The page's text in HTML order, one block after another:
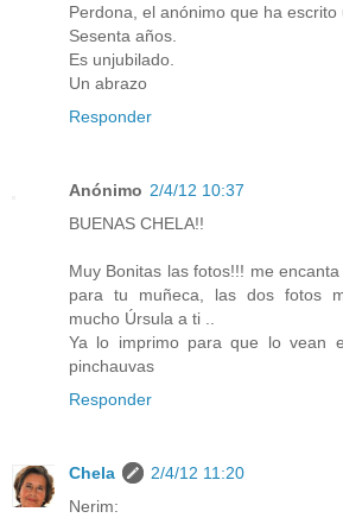
Perdona, el anónimo que ha
Sesenta años.
Es unjubilado.
Un abrazo
Responder
Anónimo 2/4/12 10:37
BUENAS CHELA!!
Muy Bonitas las fotos!!! me
para tu muñeca, las dos fotos
mucho Úrsula a ti ..
Ya lo imprimo para que lo vean
pinchauvas
Responder
Chela
2/4/12 11:20
Nerim: